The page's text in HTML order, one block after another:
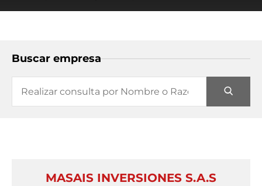
Buscar empresa
MASAIS INVERSIONES S.A.S